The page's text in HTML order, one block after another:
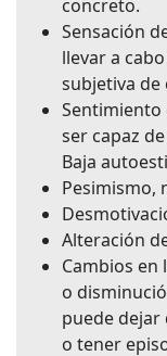
concreto.
Sensación
llevar a
subjetiva de
Sentimiento
ser capaz
Baja
Pesimismo,
Alteración
Cambios
o
puede dejar
o tener